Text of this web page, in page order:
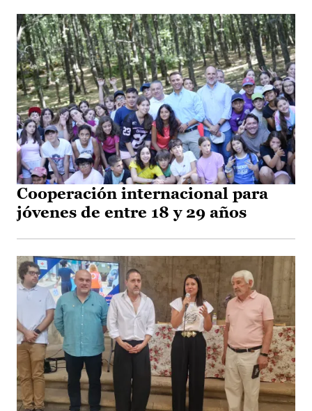
Cooperación internacional para
jóvenes de entre 18 y 29 años